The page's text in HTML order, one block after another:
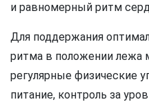
и равномерный ритм
Для поддержания
ритма в положении лежа
регулярные физические
питание, контроль за